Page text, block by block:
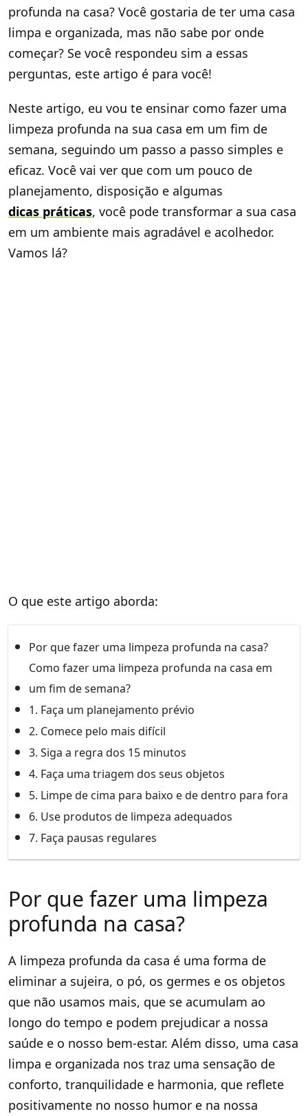
profunda na casa? Você gostaria de ter uma casa
limpa e organizada, mas não sabe por onde
começar? Se você respondeu sim a essas
perguntas, este artigo é para você!
Neste artigo, eu vou te ensinar como fazer uma
limpeza profunda na sua casa em um fim de
semana, seguindo um passo a passo simples e
eficaz. Você vai ver que com um pouco de
planejamento, disposição e algumas
dicas práticas, você pode transformar a sua casa
em um ambiente mais agradável e acolhedor.
Vamos lá?
O que este artigo aborda:
Por que fazer uma limpeza profunda na casa?
Como fazer uma limpeza profunda na casa em
um fim de semana?
1. Faça um planejamento prévio
2. Comece pelo mais difícil
3. Siga a regra dos 15 minutos
4. Faça uma triagem dos seus objetos
5. Limpe de cima para baixo e de dentro para fora
6. Use produtos de limpeza adequados
7. Faça pausas regulares
Por que fazer uma limpeza
profunda na casa?
A limpeza profunda da casa é uma forma de
eliminar a sujeira, o pó, os germes e os objetos
que não usamos mais, que se acumulam ao
longo do tempo e podem prejudicar a nossa
saúde e o nosso bem-estar. Além disso, uma casa
limpa e organizada nos traz uma sensação de
conforto, tranquilidade e harmonia, que reflete
positivamente no nosso humor e na nossa